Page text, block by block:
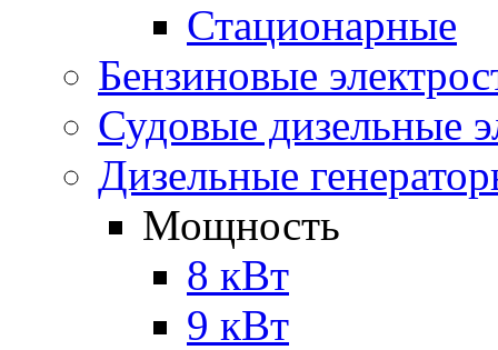
Стационарные
Бензиновые
Судовые дизельные
Дизельные
Мощность
8 кВт
9 кВт